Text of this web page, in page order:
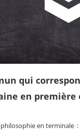
qui
en première
en terminale :